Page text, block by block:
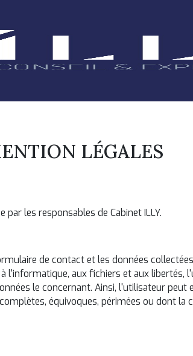
LÉGALES
les responsables de Cabinet ILLY.
de contact et les données
l'informatique, aux fichiers et aux
le concernant. Ainsi, l'utilisateur
équivoques, périmées ou dont